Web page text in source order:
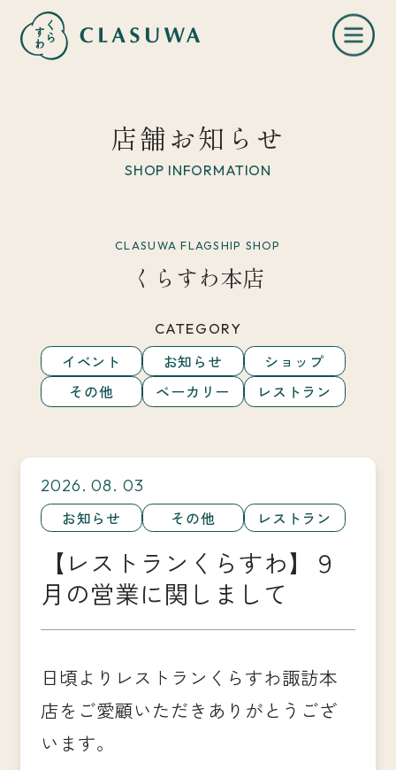
くらすわとは
店舗一覧
店舗お知らせ
SHOP INFORMATION
CLASUWA FLAGSHIP SHOP
くらすわ本店
CATEGORY
イベント お知らせ
ショップ
その他
ベーカリー レストラン
2026. 08. 03
お知らせ その他 レストラン
【レストランくらすわ】９
月の営業に関しまして
日頃よりレストランくらすわ諏訪本
店をご愛顧いただきありがとうござ
います。